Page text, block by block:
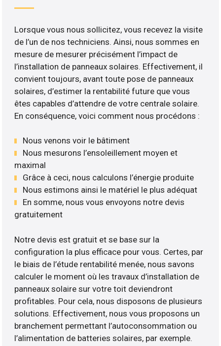
Lorsque vous nous sollicitez, vous recevez la visite
de l’un de nos techniciens. Ainsi, nous sommes en
mesure de mesurer précisément l’impact de
l’installation de panneaux solaires. Effectivement, il
convient toujours, avant toute pose de panneaux
solaires, d’estimer la rentabilité future que vous
êtes capables d’attendre de votre centrale solaire.
En conséquence, voici comment nous procédons :
Nous venons voir le bâtiment
Nous mesurons l’ensoleillement moyen et
maximal
Grâce à ceci, nous calculons l’énergie produite
Nous estimons ainsi le matériel le plus adéquat
En somme, nous vous envoyons notre devis
gratuitement
Notre devis est gratuit et se base sur la
configuration la plus efficace pour vous. Certes, par
le biais de l’étude rentabilité menée, nous savons
calculer le moment où les travaux d’installation de
panneaux solaire sur votre toit deviendront
profitables. Pour cela, nous disposons de plusieurs
solutions. Effectivement, nous vous proposons un
branchement permettant l’autoconsommation ou
l’alimentation de batteries solaires, par exemple.